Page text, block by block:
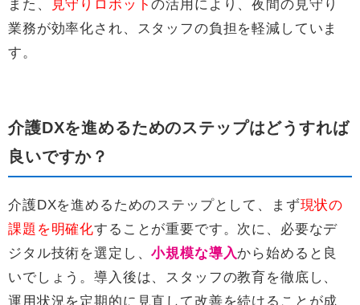
また、
見守りロボットの活用により、夜間の見守り
業務が効率化され、スタッフの負担を軽減していま
す。
介護DXを進めるためのステップはどうすれば
良いですか？
介護DXを進めるためのステップとして、まず現状の
課題を明確化することが重要です。次に、必要なデ
ジタル技術を選定し、小規模な導入から始めると良
いでしょう。導入後は、スタッフの教育を徹底し、
運用状況を定期的に見直して改善を続けることが成